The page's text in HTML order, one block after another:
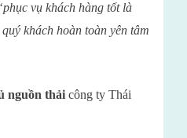
vụ khách hàng tốt là
khách hoàn toàn yên tâm
nguồn thải công ty Thái